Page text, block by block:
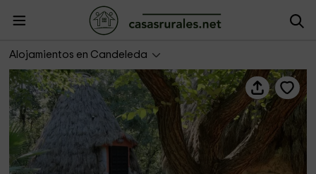
Alojamientos en Candeleda
La Cabaña - Las Cabañas Rural